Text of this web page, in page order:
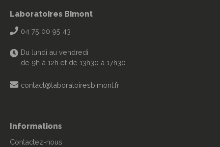
Laboratoires Bimont
04 75 00 95 43
Du lundi au vendredi
de 9h à 12h et de 13h30 à 17h30
contact@laboratoiresbimont.fr
Informations
Contactez-nous